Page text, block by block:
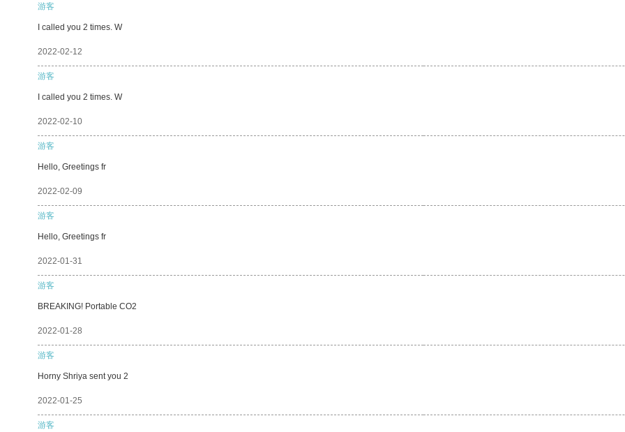
游客
I called you 2 times. W
2022-02-12
游客
I called you 2 times. W
2022-02-10
游客
Hello, Greetings fr
2022-02-09
游客
Hello, Greetings fr
2022-01-31
游客
BREAKING! Portable CO2
2022-01-28
游客
Horny Shriya sent you 2
2022-01-25
游客